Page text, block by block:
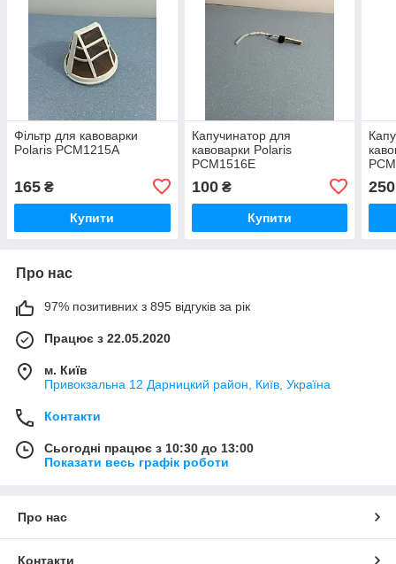
Фільтр для кавоварки
Polaris PCM1215A
165 ₴
Купити
Капучинатор для
кавоварки Polaris
PCM1516E
100₴
Купити
250
Про нас
97% позитивних з 895 відгуків за рік
Працює з 22.05.2020
м. Київ
Привокзальна 12 Дарницкий район, Київ, Україна
Контакти
Сьогодні працює з 10:30 до 13:00
Показати весь графік роботи
Про нас
Контакти